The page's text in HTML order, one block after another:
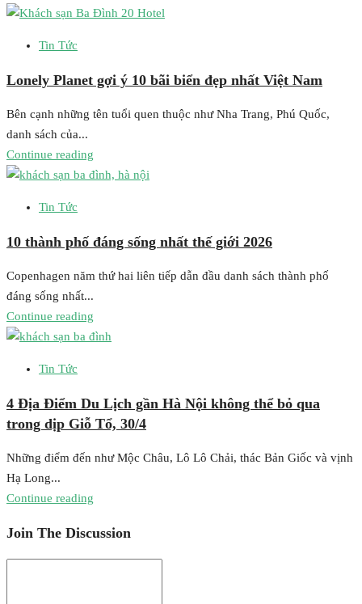
Tin Tức
Lonely Planet gợi ý 10 bãi biển đẹp nhất Việt Nam
Bên cạnh những tên tuổi quen thuộc như Nha Trang, Phú Quốc,
danh sách của...
Continue reading
Tin Tức
10 thành phố đáng sống nhất thế giới 2026
Copenhagen năm thứ hai liên tiếp dẫn đầu danh sách thành phố
đáng sống nhất...
Continue reading
Tin Tức
4 Địa Điểm Du Lịch gần Hà Nội không thể bỏ qua
trong dịp Giỗ Tổ, 30/4
Những điểm đến như Mộc Châu, Lô Lô Chải, thác Bản Giốc và vịnh
Hạ Long...
Continue reading
Join The Discussion